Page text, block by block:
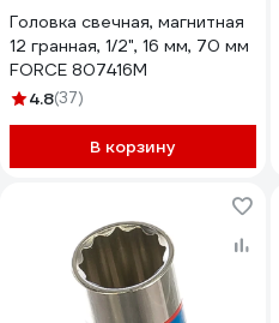
Головка свечная, магнитная
12 гранная, 1/2", 16 мм, 70 мм
FORCE 807416M
4.8(37)
В корзину